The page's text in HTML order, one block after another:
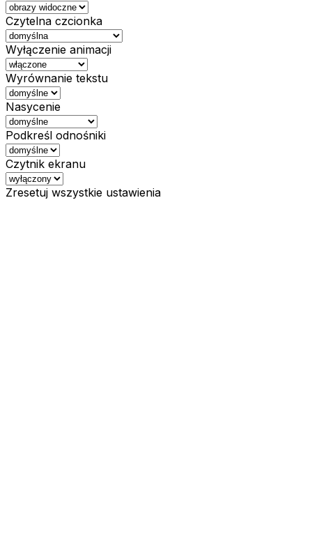
Czytelna czcionka
Wyłączenie animacji
Wyrównanie tekstu
Nasycenie
Podkreśl odnośniki
Czytnik ekranu
Zresetuj wszystkie ustawienia